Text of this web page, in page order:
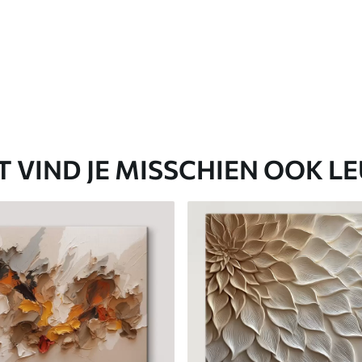
VIND JE MISSCHIEN OOK